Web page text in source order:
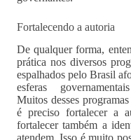
Fortalecendo a autoria
De qualquer forma,
prática nos diversos
espalhados pelo Brasil
esferas
Muitos desses
é preciso fortalecer a
fortalecer também a